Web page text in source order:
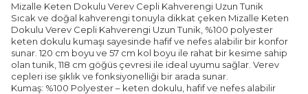
Mizalle Keten Dokulu Verev Cepli Kahverengi Uzun Tunik
Sıcak ve doğal kahverengi tonuyla dikkat çeken Mizalle Keten
Dokulu Verev Cepli Kahverengi Uzun Tunik, %100 polyester
keten dokulu kumaşı sayesinde hafif ve nefes alabilir bir konfor
sunar. 120 cm boyu ve 57 cm kol boyu ile rahat bir kesime sahip
olan tunik, 118 cm göğüs çevresi ile ideal uyumu sağlar. Verev
cepleri ise şıklık ve fonksiyonelliği bir arada sunar.
Kumaş: %100 Polyester – keten dokulu, hafif ve nefes alabilir